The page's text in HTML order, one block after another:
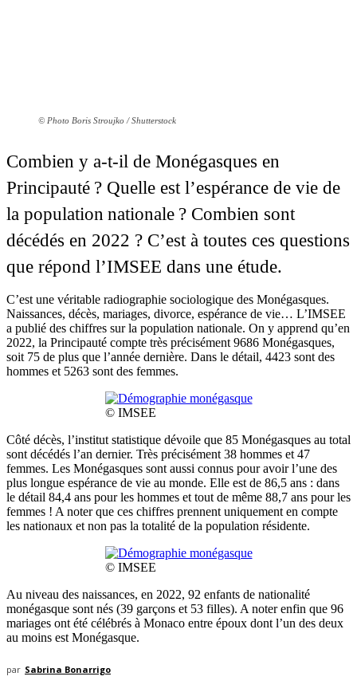
© Photo Boris Stroujko / Shutterstock
Combien y a-t-il de Monégasques en
Principauté ? Quelle est l’espérance de vie de
la population nationale ? Combien sont
décédés en 2022 ? C’est à toutes ces questions
que répond l’IMSEE dans une étude.
C’est une véritable radiographie sociologique des Monégasques.
Naissances, décès, mariages, divorce, espérance de vie… L’IMSEE
a publié des chiffres sur la population nationale. On y apprend qu’en
2022, la Principauté compte très précisément 9686 Monégasques,
soit 75 de plus que l’année dernière. Dans le détail, 4423 sont des
hommes et 5263 sont des femmes.
© IMSEE
Côté décès, l’institut statistique dévoile que 85 Monégasques au total
sont décédés l’an dernier. Très précisément 38 hommes et 47
femmes. Les Monégasques sont aussi connus pour avoir l’une des
plus longue espérance de vie au monde. Elle est de 86,5 ans : dans
le détail 84,4 ans pour les hommes et tout de même 88,7 ans pour les
femmes ! A noter que ces chiffres prennent uniquement en compte
les nationaux et non pas la totalité de la population résidente.
© IMSEE
Au niveau des naissances, en 2022, 92 enfants de nationalité
monégasque sont nés (39 garçons et 53 filles). A noter enfin que 96
mariages ont été célébrés à Monaco entre époux dont l’un des deux
au moins est Monégasque.
par Sabrina Bonarrigo